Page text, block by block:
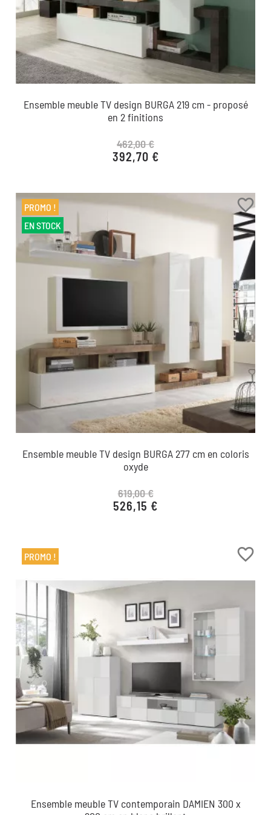
Ensemble meuble TV design BURGA 219 cm - proposé
en 2 finitions
Prix de base
462,00 €
Prix
392,70 €
favorite_border
Ensemble meuble TV design BURGA 277 cm en coloris
oxyde
Prix de base
619,00 €
Prix
526,15 €
PROMO !
EN STOCK
favorite_border
Ensemble meuble TV contemporain DAMIEN 300 x
PROMO !